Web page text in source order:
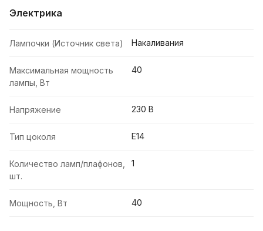
Электрика
Лампочки (Источник света) Накаливания
Максимальная мощность
лампы, Вт
40
Напряжение 230 В
Тип цоколя E14
Количество ламп/плафонов,
шт.
1
Мощность, Вт 40